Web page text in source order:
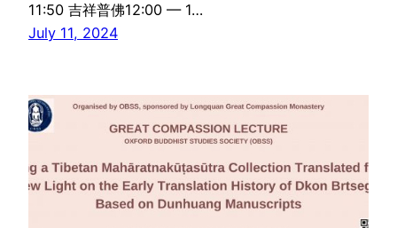
11:50 吉祥普佛12:00 — 1…
July 11, 2024